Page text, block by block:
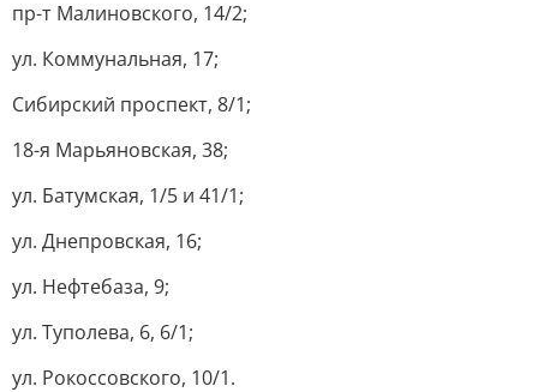
пр-т Малиновского, 14/2;
ул. Коммунальная, 17;
Сибирский проспект, 8/1;
18-я Марьяновская, 38;
ул. Батумская, 1/5 и 41/1;
ул. Днепровская, 16;
ул. Нефтебаза, 9;
ул. Туполева, 6, 6/1;
ул. Рокоссовского, 10/1.